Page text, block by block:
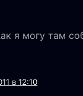
я могу там
в 12:10